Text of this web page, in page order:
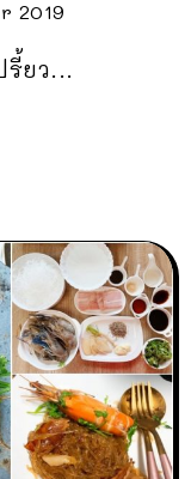
2019
รี้ยว...